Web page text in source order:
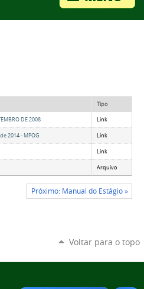
Tipo
DE 2008 Link
2014 - MPOG Link
Link
Arquivo
Próximo: Manual do Estágio »
Voltar para o topo